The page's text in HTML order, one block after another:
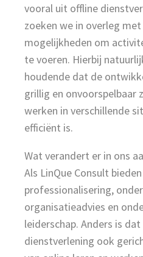
vooral uit offline
zoeken we in overleg
mogelijkheden om
te voeren. Hierbij
houdende dat de
grillig en onvoorspelbaar
werken in verschillende
efficiënt is.
Wat verandert er in ons
Als LinQue Consult
professionalisering,
organisatieadvies en
leiderschap. Anders is
dienstverlening ook